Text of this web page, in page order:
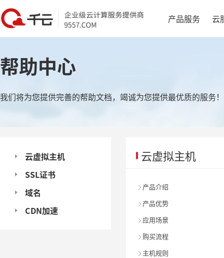
云
产品服务
帮助中心
我们将为您提供完善的帮助文档，竭诚为您提供最优质的服务！
云虚拟主机
SSL证书
域名
CDN加速
云虚拟主机
 产品介绍
 产品优势
 应用场景
 购买流程
 主机规则